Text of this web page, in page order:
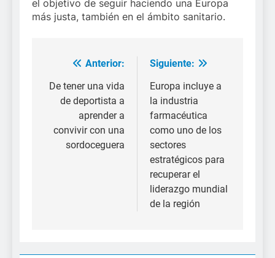
el objetivo de seguir haciendo una Europa
más justa, también en el ámbito sanitario.
Navegación
de
entradas
Anterior:
De tener una vida
de deportista a
aprender a
convivir con una
sordoceguera
Siguiente:
Europa incluye a
la industria
farmacéutica
como uno de los
sectores
estratégicos para
recuperar el
liderazgo mundial
de la región